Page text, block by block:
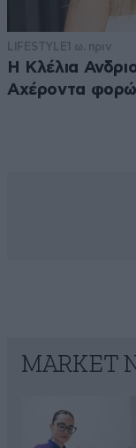
LIFESTYLE1 ω. πριν
Η Κλέλια
Αχέροντα
MARKET